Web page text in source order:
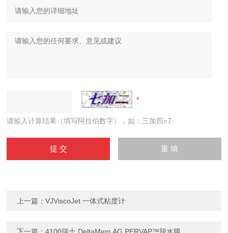
请输入计算结果（填写阿拉伯数字），如：三加四=7
上一篇：VJViscoJet 一体式粘度计